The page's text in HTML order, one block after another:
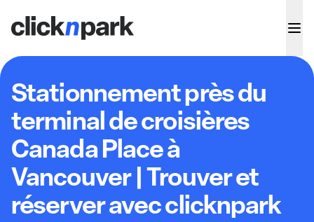
Stationnement près du
terminal de croisières
Canada Place à
Vancouver | Trouver et
réserver avec clicknpark